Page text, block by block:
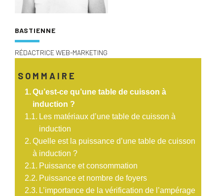
BASTIENNE
RÉDACTRICE WEB-MARKETING
SOMMAIRE
Qu’est-ce qu’une table de cuisson à
induction ?
Les matériaux d’une table de cuisson à
induction
Quelle est la puissance d’une table de cuisson
à induction ?
Puissance et consommation
Puissance et nombre de foyers
L’importance de la vérification de l’ampérage